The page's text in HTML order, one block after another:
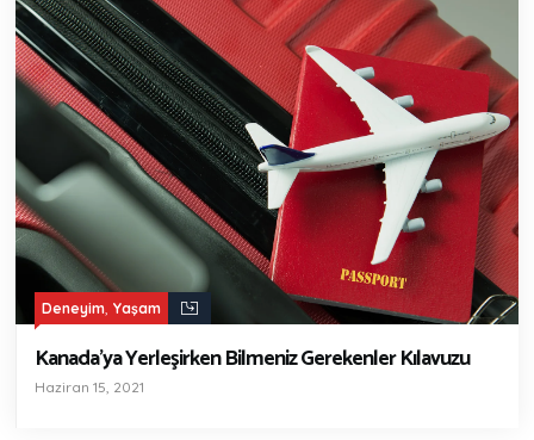
Deneyim,Yaşam
Kanada’ya Yerleşirken Bilmeniz Gerekenler Kılavuzu
Haziran 15, 2021